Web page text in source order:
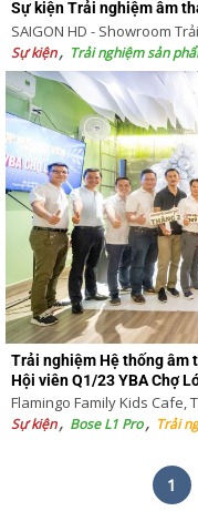
Sự kiện Trải nghiệm âm
SAIGON HD - Showroom
Sự kiện Trải nghiệm sản
Trải nghiệm Hệ thống âm
Hội viên Q1/23 YBA Chợ
Flamingo Family Kids Cafe,
Sự kiện Bose L1 Pro Trải
1